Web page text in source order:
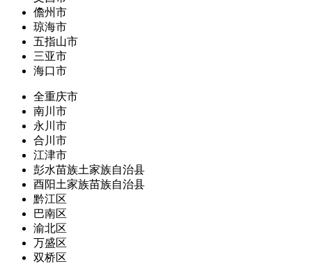
儋州市
琼海市
五指山市
三亚市
海口市
全重庆市
南川市
永川市
合川市
江津市
彭水苗族土家族自治县
酉阳土家族苗族自治县
黔江区
巴南区
渝北区
万盛区
双桥区